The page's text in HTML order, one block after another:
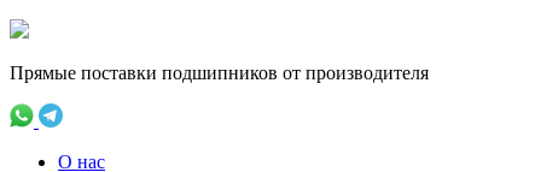
Прямые поставки подшипников от производителя
О нас